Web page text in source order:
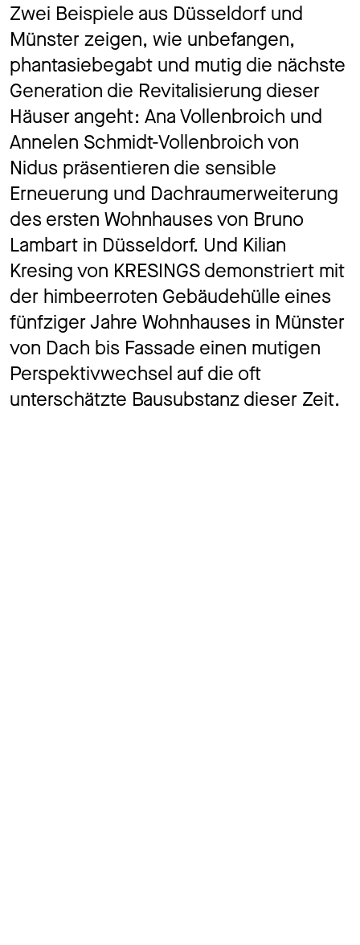
Zwei Beispiele aus Düsseldorf und
Münster zeigen, wie unbefangen,
phantasiebegabt und mutig die nächste
Generation die Revitalisierung dieser
Häuser angeht: Ana Vollenbroich und
Annelen Schmidt-Vollenbroich von
Nidus präsentieren die sensible
Erneuerung und Dachraumerweiterung
des ersten Wohnhauses von Bruno
Lambart in Düsseldorf. Und Kilian
Kresing von KRESINGS demonstriert mit
der himbeerroten Gebäudehülle eines
fünfziger Jahre Wohnhauses in Münster
von Dach bis Fassade einen mutigen
Perspektivwechsel auf die oft
unterschätzte Bausubstanz dieser Zeit.